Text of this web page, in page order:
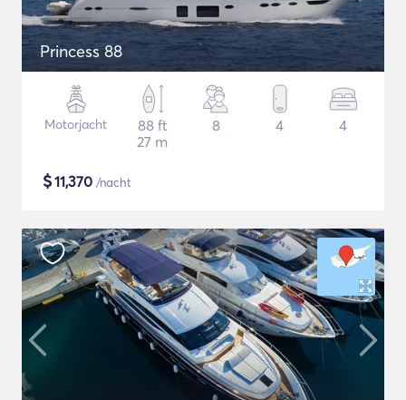
Princess 88
Motorjacht
88 ft
27 m
8 4 4
$11,370 /nacht